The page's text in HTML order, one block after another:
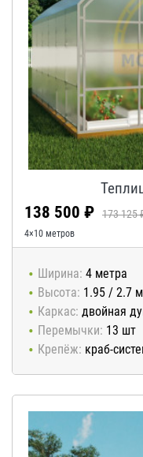
138 500 ₽ 173 125
4×10 метров
Ширина: 4 метра
Высота: 1.95 / 2.7
Каркас: двойная
Перемычки: 13 шт
Крепёж: краб-